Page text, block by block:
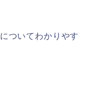
についてわかりやす